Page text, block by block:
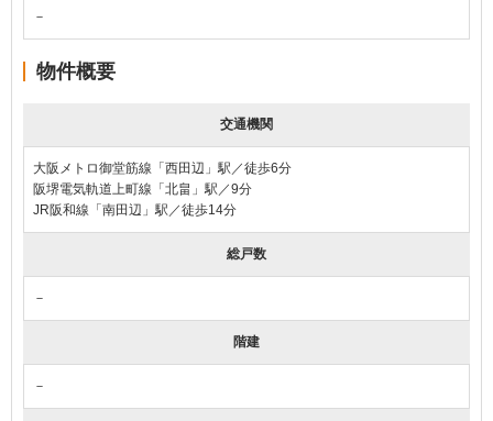
－
物件概要
交通機関
大阪メトロ御堂筋線「西田辺」駅／徒歩6分
阪堺電気軌道上町線「北畠」駅／9分
JR阪和線「南田辺」駅／徒歩14分
総戸数
－
階建
－